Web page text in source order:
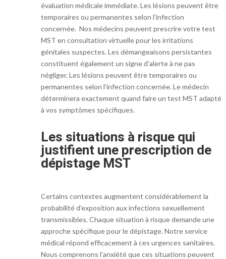
évaluation médicale immédiate. Les lésions peuvent être
temporaires ou permanentes selon l’infection
concernée. Nos médecins peuvent prescrire votre test
MST en consultation virtuelle pour les irritations
génitales suspectes. Les démangeaisons persistantes
constituent également un signe d’alerte à ne pas
négliger. Les lésions peuvent être temporaires ou
permanentes selon l’infection concernée. Le médecin
déterminera exactement quand faire un test MST adapté
à vos symptômes spécifiques.
Les situations à risque qui
justifient une prescription de
dépistage MST
Certains contextes augmentent considérablement la
probabilité d’exposition aux infections sexuellement
transmissibles. Chaque situation à risque demande une
approche spécifique pour le dépistage. Notre service
médical répond efficacement à ces urgences sanitaires.
Nous comprenons l’anxiété que ces situations peuvent